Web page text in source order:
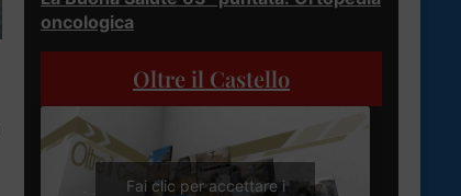
oncologica
Oltre il Castello
Fai clic per accettare i